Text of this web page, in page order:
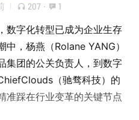
207 · 1
数字化转型已成为企业生存
，杨燕（Rolane YANG）
团的公关负责人，到数字
（驰骛科技）的
准踩在行业变革的关键节点